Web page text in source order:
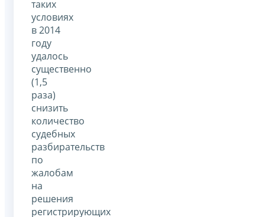
таких
условиях
в 2014
году
удалось
существенно
(1,5
раза)
снизить
количество
судебных
разбирательств
по
жалобам
на
решения
регистрирующих